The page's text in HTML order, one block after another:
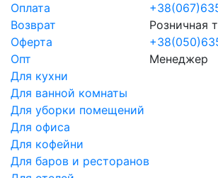
Оплата
Возврат
Оферта
Опт
Для кухни
Для ванной комнаты
Для уборки помещений
Для офиса
Для кофейни
Для баров и ресторанов
Розничная
Менеджер